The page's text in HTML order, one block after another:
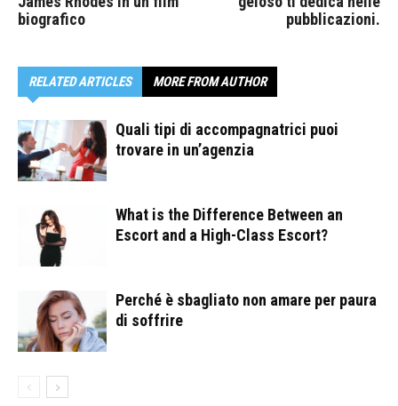
biografico
pubblicazioni.
RELATED ARTICLES MORE FROM AUTHOR
Quali tipi di accompagnatrici puoi
trovare in un’agenzia
What is the Difference Between an
Escort and a High-Class Escort?
Perché è sbagliato non amare per paura
di soffrire